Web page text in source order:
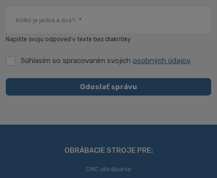
Koľko je jedna a dva? *
Napíšte svoju odpoveď v texte bez diakritiky
Súhlasím
spracovaním
svojich
Súhlasím so spracovaním svojichosobných údajov.
Odoslať správu
OBRÁBACIE STROJE PRE:
CNC obrábanie